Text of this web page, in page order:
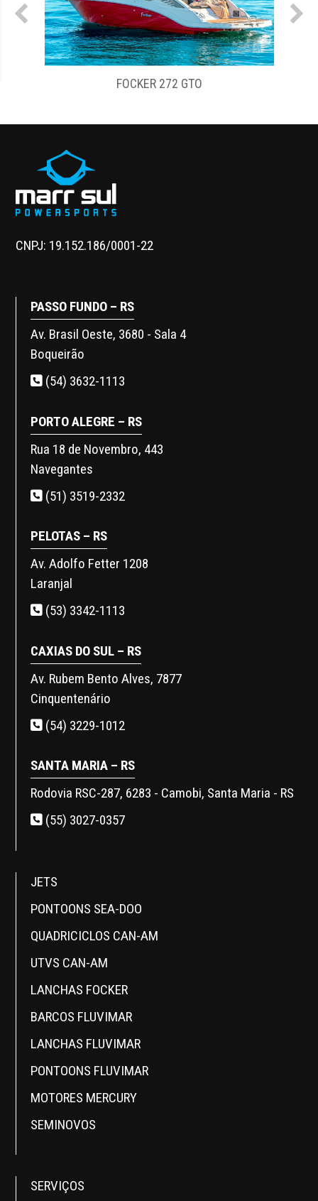
FOCKER 272 GTO
CNPJ: 19.152.186/0001-22
PASSO FUNDO – RS
Av. Brasil Oeste, 3680 - Sala 4
Boqueirão
(54) 3632-1113
PORTO ALEGRE – RS
Rua 18 de Novembro, 443
Navegantes
(51) 3519-2332
PELOTAS – RS
Av. Adolfo Fetter 1208
Laranjal
(53) 3342-1113
CAXIAS DO SUL – RS
Av. Rubem Bento Alves, 7877
Cinquentenário
(54) 3229-1012
SANTA MARIA – RS
Rodovia RSC-287, 6283 - Camobi, Santa Maria - RS
(55) 3027-0357
JETS
PONTOONS SEA-DOO
QUADRICICLOS CAN-AM
UTVS CAN-AM
LANCHAS FOCKER
BARCOS FLUVIMAR
LANCHAS FLUVIMAR
PONTOONS FLUVIMAR
MOTORES MERCURY
SEMINOVOS
SERVIÇOS